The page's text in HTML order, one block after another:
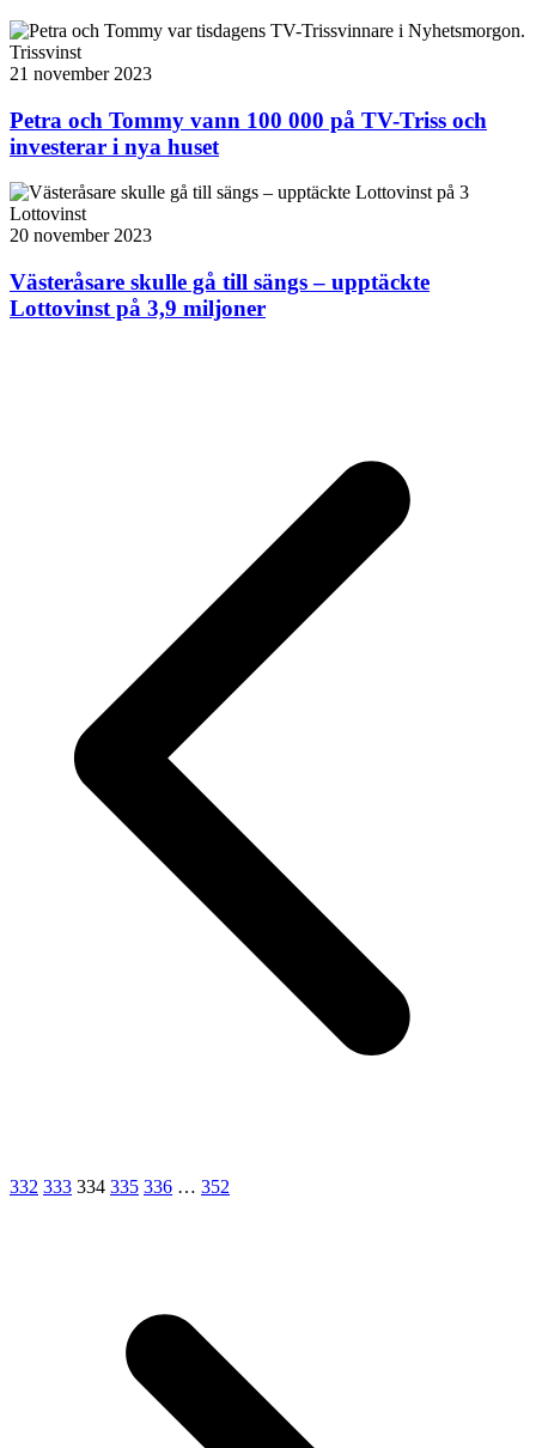
Trissvinst
21 november 2023
Petra och Tommy vann 100 000 på TV-Triss och
investerar i nya huset
Lottovinst
20 november 2023
Västeråsare skulle gå till sängs – upptäckte
Lottovinst på 3,9 miljoner
332 333 334 335 336 … 352